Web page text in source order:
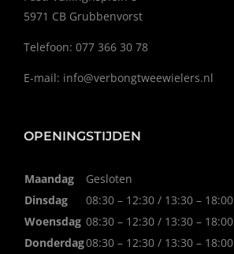
5971 CB Grubbenvorst
Telefoon: 077 366 30 78
E-mail: info@verbongtweewielers.nl
OPENINGSTIJDEN
Maandag
Gesloten
Dinsdag
08:30 – 12:30 / 13:30 – 18:00
Woensdag 08:30 – 12:30 / 13:30 – 18:00
Donderdag08:30 – 12:30 / 13:30 – 18:00